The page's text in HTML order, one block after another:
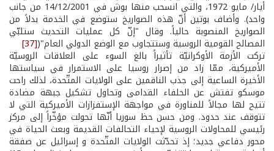
أيار/ مايو 1972، والتي انسحب منها بوش في 14/12/2001 من جانب
واحد). وأضاف بوتين أنّ هذه الصواريخ ستوضع في الخدمة بدلاً من
الصواريخ المنصوبة حالياً. وقال "إنّ كل عمليات التحديث ستلبّي
المصالح القومية الروسية وستتجاوب مع الوضع الدولي العام"([37]
تركت الأزمة الأوكرانيّة تأثيراً بالغ السوء على العلاقات الروسيّة
الأميركية، ممّا زاد من إصرار روسيا على الاستمرار في سياستها
الأخيرة الساعية إلى جذب الناقمين على الولايات المتّحدة، لذلك راحت
موسكو تفتش عن الحلفاء القدامى وتحاول تشكيل جبهة مضادة
تتيح لها مجالاً للمناورة في مواجهة الإستفزازات الأميركية التي لا
تتوقف عند حدود. ومن حسن حظ سوريا أنّها تحولت مؤخّراً إلى مركز
رئيسي للمحاولات الروسية لإحياء التحالفات القديمة وبعث الحياة في
محور دفاعي جديد؛ إذ تحدّثت الولايات المتّحدة و إسرائيل عن صفقة